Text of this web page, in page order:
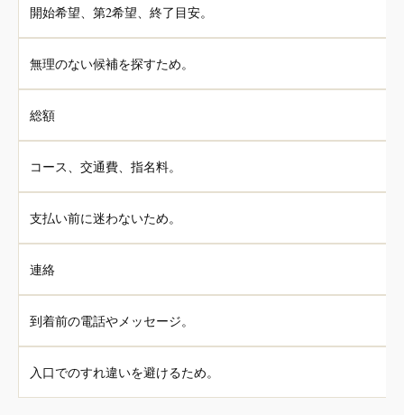
開始希望、第2希望、終了目安。
無理のない候補を探すため。
総額
コース、交通費、指名料。
支払い前に迷わないため。
連絡
到着前の電話やメッセージ。
入口でのすれ違いを避けるため。